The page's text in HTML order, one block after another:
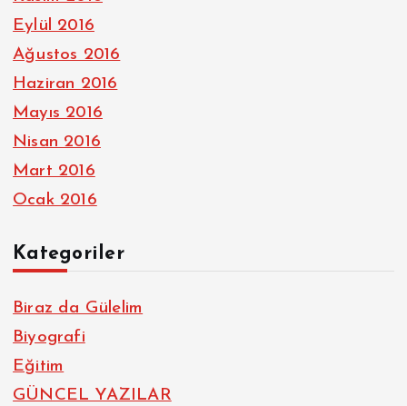
Eylül 2016
Ağustos 2016
Haziran 2016
Mayıs 2016
Nisan 2016
Mart 2016
Ocak 2016
Kategoriler
Biraz da Gülelim
Biyografi
Eğitim
GÜNCEL YAZILAR